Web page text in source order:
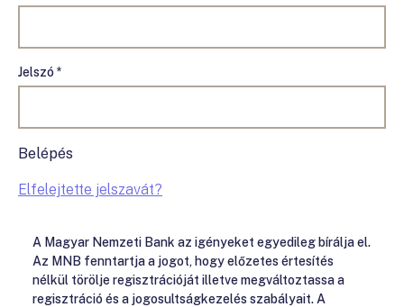
Jelszó *
Belépés
Elfelejtette jelszavát?
A Magyar Nemzeti Bank az igényeket egyedileg bírálja el.
Az MNB fenntartja a jogot, hogy előzetes értesítés
nélkül törölje regisztrációját illetve megváltoztassa a
regisztráció és a jogosultságkezelés szabályait. A